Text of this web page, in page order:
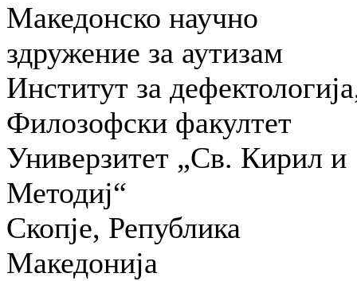
Македонско научно
здружение за аутизам
Институт за
Филозофски факултет
Универзитет „Св. Кирил и
Методиј“
Скопје, Република
Македонија